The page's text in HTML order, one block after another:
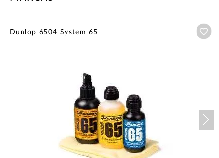
Dunlop 6504 System 65